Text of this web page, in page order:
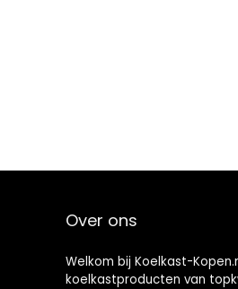
Over ons
Welkom bij Koelkast-
koelkastproducten van